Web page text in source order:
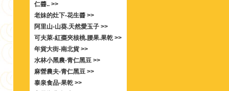
仁醬.. >>
老妹的灶下-花生醬 >>
阿里山-山葵.天然愛玉子 >>
可夫萊-紅棗夾核桃.腰果.果乾 >>
年貨大街-南北貨 >>
水林小黑農-青仁黑豆 >>
麻營農夫-青仁黑豆 >>
泰泉食品-果乾 >>